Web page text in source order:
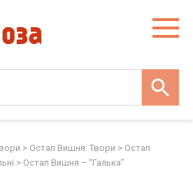
> Остап Вишня: Твори > Остап
> Остап Вишня – “Галька”